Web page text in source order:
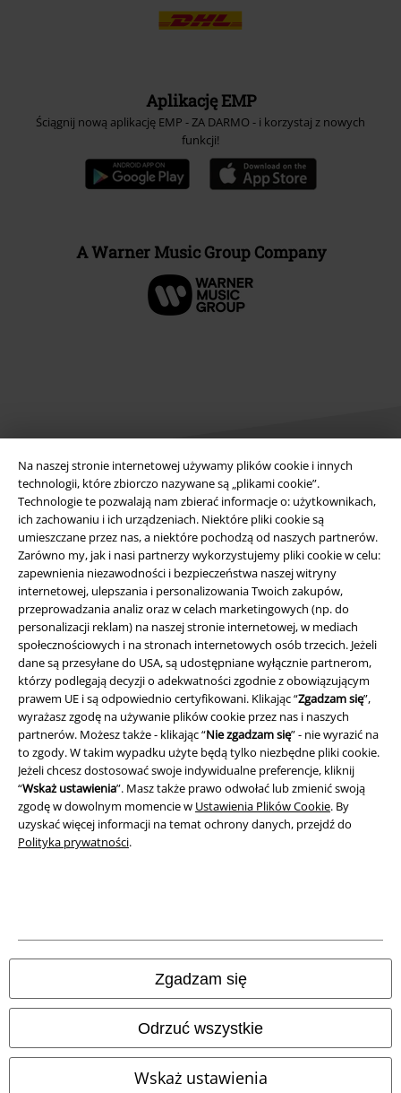
Na naszej stronie internetowej używamy plików cookie i innych
technologii, które zbiorczo nazywane są „plikami cookie”.
Technologie te pozwalają nam zbierać informacje o: użytkownikach,
ich zachowaniu i ich urządzeniach. Niektóre pliki cookie są
umieszczane przez nas, a niektóre pochodzą od naszych partnerów.
Zarówno my, jak i nasi partnerzy wykorzystujemy pliki cookie w celu:
zapewnienia niezawodności i bezpieczeństwa naszej witryny
internetowej, ulepszania i personalizowania Twoich zakupów,
przeprowadzania analiz oraz w celach marketingowych (np. do
personalizacji reklam) na naszej stronie internetowej, w mediach
społecznościowych i na stronach internetowych osób trzecich. Jeżeli
dane są przesyłane do USA, są udostępniane wyłącznie partnerom,
którzy podlegają decyzji o adekwatności zgodnie z obowiązującym
prawem UE i są odpowiednio certyfikowani. Klikając “Zgadzam się”,
wyrażasz zgodę na używanie plików cookie przez nas i naszych
partnerów. Możesz także - klikając “Nie zgadzam się” - nie wyrazić na
to zgody. W takim wypadku użyte będą tylko niezbędne pliki cookie.
Jeżeli chcesz dostosować swoje indywidualne preferencje, kliknij
“Wskaż ustawienia”. Masz także prawo odwołać lub zmienić swoją
zgodę w dowolnym momencie w Ustawienia Plików Cookie. By
uzyskać więcej informacji na temat ochrony danych, przejdź do
Polityka prywatności.
Zgadzam się
Odrzuć wszystkie
Wskaż ustawienia
Aplikację EMP
Ściągnij nową aplikację EMP - ZA DARMO - i korzystaj z nowych
funkcji!
A Warner Music Group Company
Informacje prawne
Regulamin
Dane firmy
Polityka prywatności
Unieszkodliwianie odpadów i ochrona środowiska
Deklaracja Zgodności
Informacje dotyczące dostępności
Ustawienia Plików Cookie
Skorzystaj z prawa do odstąpienia od umowy
Sklepy internetowe EMP
EMP International